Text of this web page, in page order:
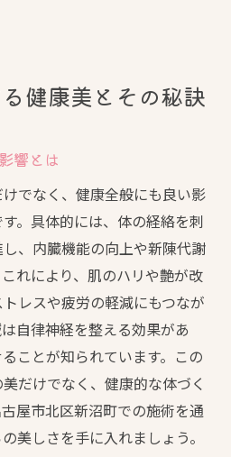
健康美とその秘訣
響とは
でなく、健康全般にも良い影
。具体的には、体の経絡を刺
、内臓機能の向上や新陳代謝
れにより、肌のハリや艶が改
レスや疲労の軽減にもつなが
自律神経を整える効果があ
ことが知られています。この
だけでなく、健康的な体づく
屋市北区新沼町での施術を通
美しさを手に入れましょう。